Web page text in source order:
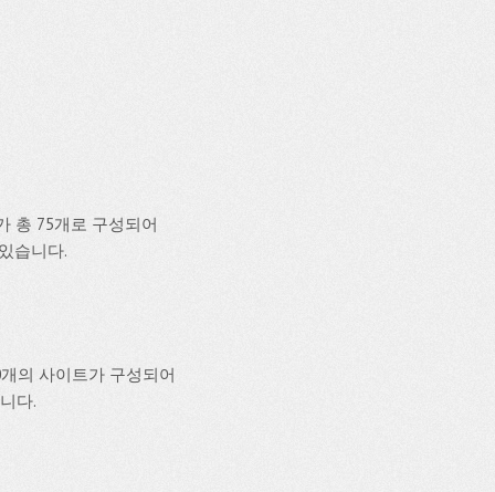
총 75개로 구성되어
습니다.
의 사이트가 구성되어
다.